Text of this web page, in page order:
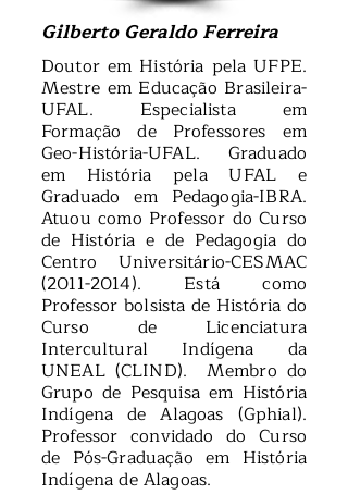
Gilberto Geraldo Ferreira
Doutor em História pela UFPE.
Mestre em Educação Brasileira-
UFAL. Especialista em
Formação de Professores em
Geo-História-UFAL. Graduado
em História pela UFAL e
Graduado em Pedagogia-IBRA.
Atuou como Professor do Curso
de História e de Pedagogia do
Centro Universitário-CESMAC
(2011-2014). Está como
Professor bolsista de História do
Curso de Licenciatura
Intercultural Indígena da
UNEAL (CLIND). Membro do
Grupo de Pesquisa em História
Indígena de Alagoas (Gphial).
Professor convidado do Curso
de Pós-Graduação em História
Indígena de Alagoas.